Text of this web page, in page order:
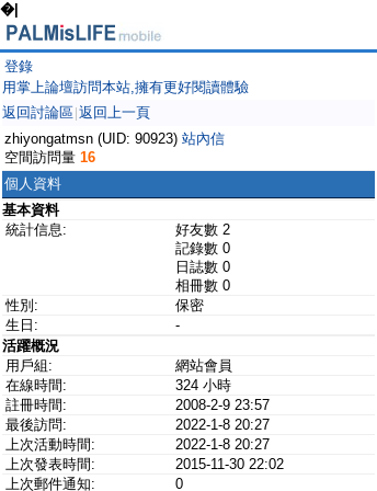
�|
登錄
用掌上論壇訪問本站,擁有更好閱讀體驗
返回討論區 返回上一頁
zhiyongatmsn (UID: 90923) 站內信
空間訪問量 16
個人資料
基本資料
統計信息:
好友數 2
記錄數 0
日誌數 0
相冊數 0
性別:
保密
生日:
-
活躍概況
用戶組:
網站會員
在線時間:
324 小時
註冊時間:
2008-2-9 23:57
最後訪問:
2022-1-8 20:27
上次活動時間:
2022-1-8 20:27
上次發表時間:
2015-11-30 22:02
上次郵件通知:
0